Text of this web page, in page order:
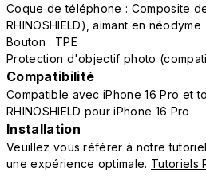
Coque de téléphone : Composite
RHINOSHIELD), aimant en néodyme
Bouton : TPE
Protection d'objectif photo
Compatibilité
Compatible avec iPhone 16 Pro et
RHINOSHIELD pour iPhone 16 Pro
Installation
Veuillez vous référer à notre
une expérience optimale. Tutoriels